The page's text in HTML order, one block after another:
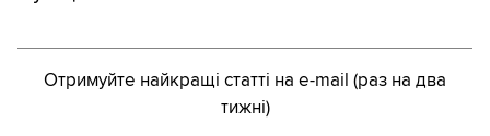
Отримуйте найкращі статті на e-mail (раз на два
тижні)